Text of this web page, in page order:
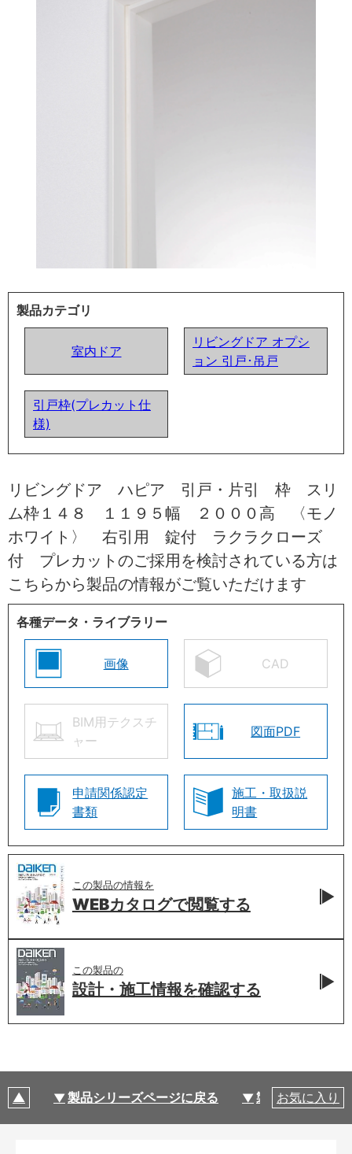
製品カテゴリ
室内ドア
リビングドア オプシ
ョン 引戸･吊戸
引戸枠(プレカット仕
様)
リビングドア ハピア 引戸・片引 枠 スリ
ム枠１４８ １１９５幅 ２０００高 〈モノ
ホワイト〉 右引用 錠付 ラクラクローズ
付 プレカットのご採用を検討されている方は
こちらから製品の情報がご覧いただけます
各種データ・ライブラリー
画像 CAD
BIM用テクスチ
ャー
図面PDF
申請関係認定
書類
施工・取扱説
明書
この製品の情報を
WEBカタログで閲覧する
この製品の
設計・施工情報を確認する
製品シリーズページに戻る 製品仕様
お気に入り